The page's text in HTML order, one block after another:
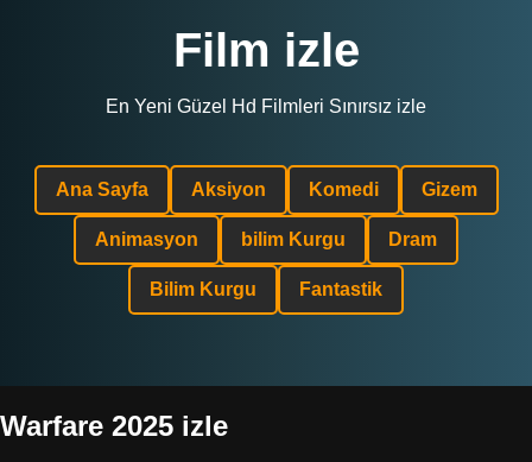
Film izle
En Yeni Güzel Hd Filmleri Sınırsız izle
Ana Sayfa Aksiyon Komedi Gizem
Animasyon bilim Kurgu Dram
Bilim Kurgu Fantastik
Warfare 2025 izle